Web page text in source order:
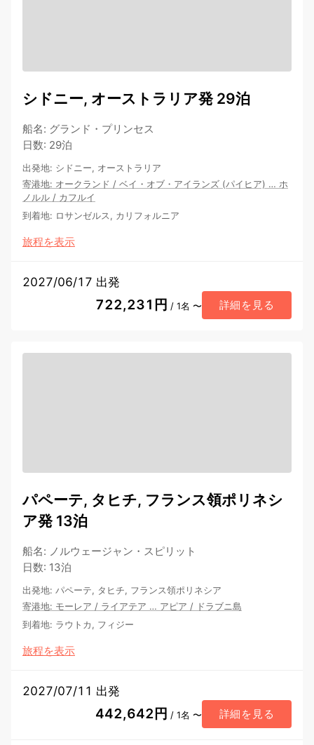
シドニー, オーストラリア発 29泊
船名: グランド・プリンセス
日数: 29泊
出発地: シドニー, オーストラリア
寄港地: オークランド / ベイ・オブ・アイランズ (パイヒア) … ホ
ノルル / カフルイ
到着地: ロサンゼルス, カリフォルニア
旅程を表示
2027/06/17 出発
722,231円 / 1名 〜 詳細を見る
パペーテ, タヒチ, フランス領ポリネシ
ア発 13泊
船名: ノルウェージャン・スピリット
日数: 13泊
出発地: パペーテ, タヒチ, フランス領ポリネシア
寄港地: モーレア / ライアテア … アピア / ドラブニ島
到着地: ラウトカ, フィジー
旅程を表示
2027/07/11 出発
442,642円 / 1名 〜 詳細を見る